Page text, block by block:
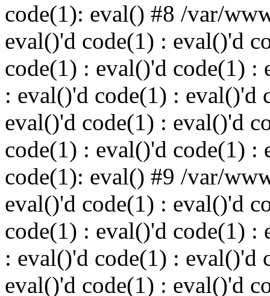
code(1): eval() #8 /var/
eval()'d code(1) : eval()'d
code(1) : eval()'d code(1) :
: eval()'d code(1) : eval()'d
eval()'d code(1) : eval()'d
code(1) : eval()'d code(1) :
code(1): eval() #9 /var/
eval()'d code(1) : eval()'d
code(1) : eval()'d code(1) :
: eval()'d code(1) : eval()'d
eval()'d code(1) : eval()'d